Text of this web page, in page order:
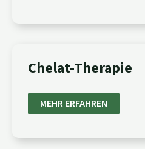
Chelat-Therapie
CHELAT-
THERAPIE
MEHR ERFAHREN